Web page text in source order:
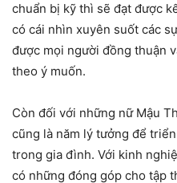
chuẩn bị kỹ thì sẽ đạt được
có cái nhìn xuyên suốt các
được mọi người đồng thuận
theo ý muốn.
Còn đối với những nữ Mậu
cũng là năm lý tưởng để
trong gia đình. Với kinh
có những đóng góp cho tập